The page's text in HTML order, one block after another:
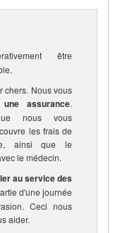
être
chers. Nous vous
assurance.
que nous vous
les frais de
ainsi que le
le médecin.
au service des
d'une journée
Ceci nous
aider.